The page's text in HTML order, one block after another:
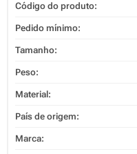
Código do produto:
Pedido mínimo:
Tamanho:
Peso:
Material:
País de origem:
Marca: